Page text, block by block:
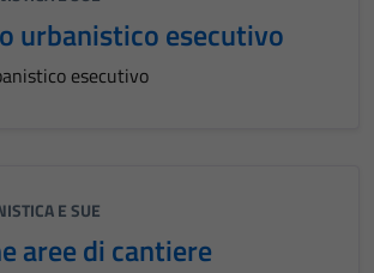
urbanistico esecutivo
esecutivo
E SUE
aree di cantiere